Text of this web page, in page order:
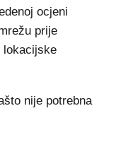
ocjeni
prije
lokacijske
nije potrebna